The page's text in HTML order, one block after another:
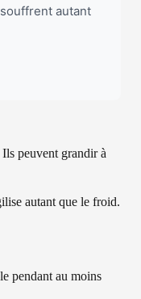
autant
peuvent grandir à
autant que le froid.
pendant au moins